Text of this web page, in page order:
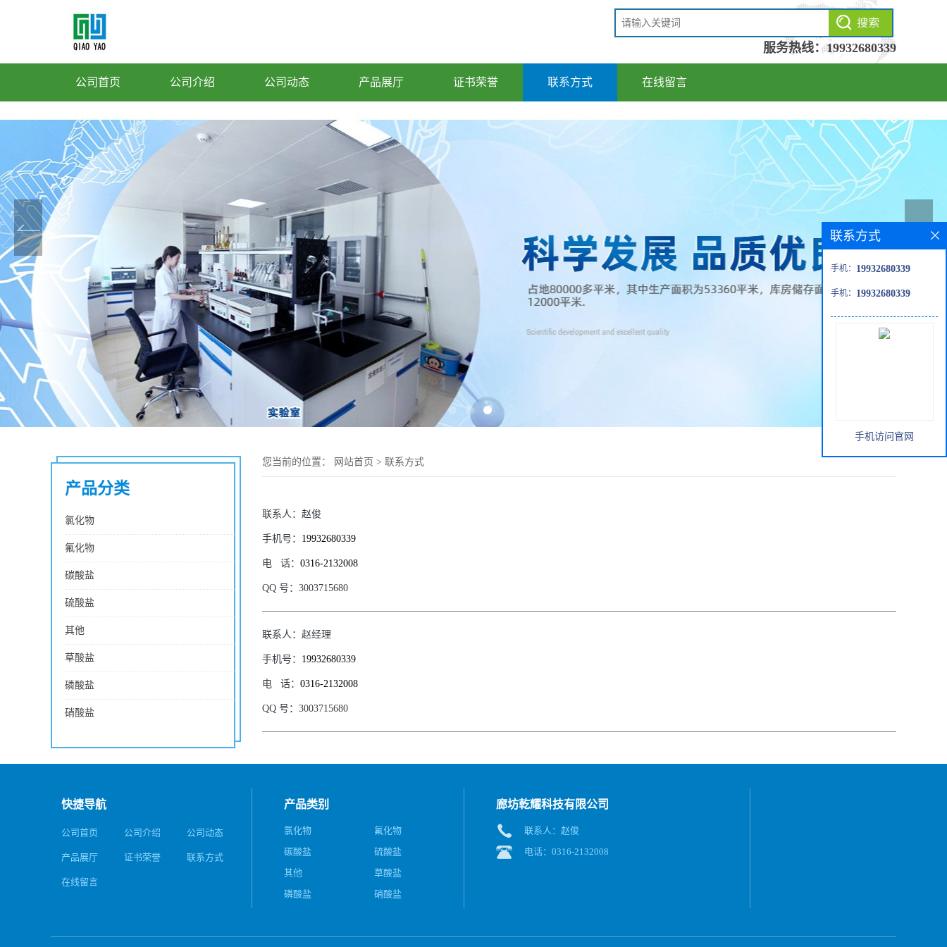
服务热线：19932680339
公司首页 公司介绍 公司动态 产品展厅 证书荣誉 联系方式 在线留言
产品分类
氯化物
氟化物
碳酸盐
硫酸盐
其他
草酸盐
磷酸盐
硝酸盐
您当前的位置： 网站首页 > 联系方式
联系人： 赵俊
手机号： 19932680339
电 话： 0316-2132008
QQ 号： 3003715680
联系人： 赵经理
手机号： 19932680339
电 话： 0316-2132008
QQ 号： 3003715680
联系方式
手机： 19932680339
手机： 19932680339
手机访问官网
快捷导航
公司首页 公司介绍 公司动态
产品展厅 证书荣誉 联系方式
在线留言
产品类别
氯化物
氟化物
碳酸盐
硫酸盐
其他
草酸盐
磷酸盐
硝酸盐
廊坊乾耀科技有限公司
联系人：赵俊
电话：0316-2132008